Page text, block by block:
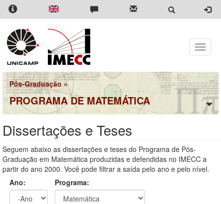
Pular
para
conteúdo
principal
Toggle
Pós-Graduação »
PROGRAMA DE MATEMÁTICA
Dissertações e Teses
Seguem abaixo as dissertações e teses do Programa de Pós-
Graduação em Matemática produzidas e defendidas no IMECC a
partir do ano 2000. Você pode filtrar a saída pelo ano e pelo nível.
Ano:
Programa: